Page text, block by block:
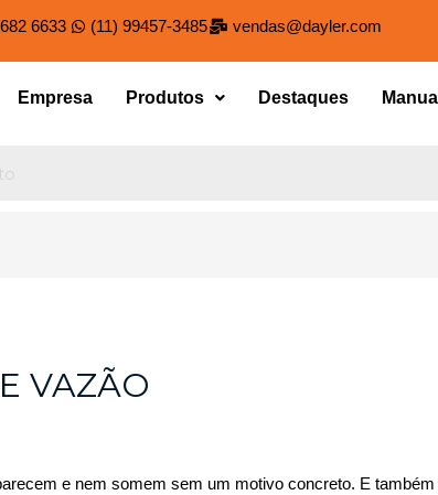
6633 (11) 99457-3485 vendas@dayler.com
Empresa Produtos Destaques
VAZÃO
e nem somem sem um motivo concreto. E